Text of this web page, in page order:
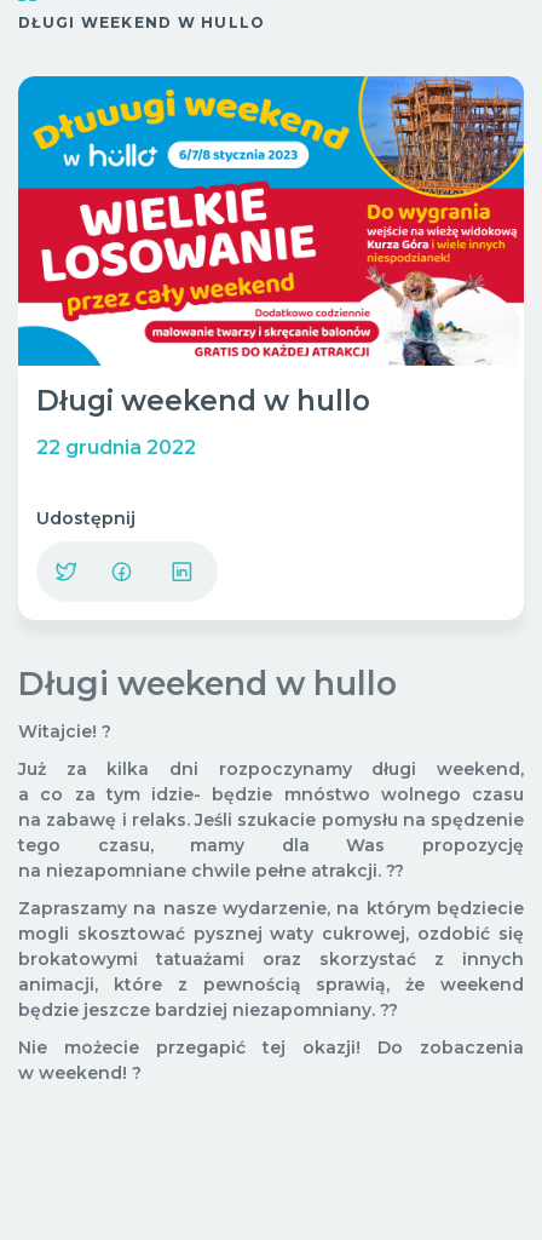
Wypoczynek
Bistro
Sob.
10:00 - 20:00
DŁUGI WEEKEND W HULLO
Długi weekend w hullo
22 grudnia 2022
Udostępnij
Długi weekend w hullo
Witajcie! ?
Już za kilka dni rozpoczynamy długi weekend,
a co za tym idzie- będzie mnóstwo wolnego czasu
na zabawę i relaks. Jeśli szukacie pomysłu na spędzenie
tego czasu, mamy dla Was propozycję
na niezapomniane chwile pełne atrakcji. ??
Zapraszamy na nasze wydarzenie, na którym będziecie
mogli skosztować pysznej waty cukrowej, ozdobić się
brokatowymi tatuażami oraz skorzystać z innych
animacji, które z pewnością sprawią, że weekend
będzie jeszcze bardziej niezapomniany. ??
Nie możecie przegapić tej okazji! Do zobaczenia
w weekend! ?